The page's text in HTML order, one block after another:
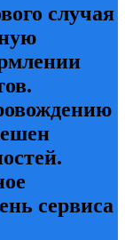
случая
сервиса